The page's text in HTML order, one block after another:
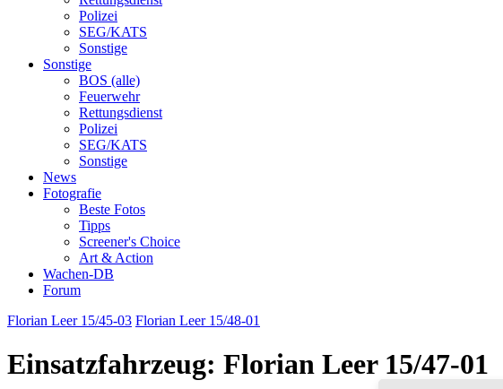
Polizei
SEG/KATS
Sonstige
Sonstige
BOS (alle)
Feuerwehr
Rettungsdienst
Polizei
SEG/KATS
Sonstige
News
Fotografie
Beste Fotos
Tipps
Screener's Choice
Art & Action
Wachen-DB
Forum
Florian Leer 15/45-03 Florian Leer 15/48-01
Einsatzfahrzeug: Florian Leer 15/47-01